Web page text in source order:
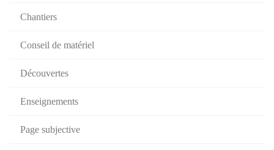
Chantiers
Conseil de matériel
Découvertes
Enseignements
Page subjective